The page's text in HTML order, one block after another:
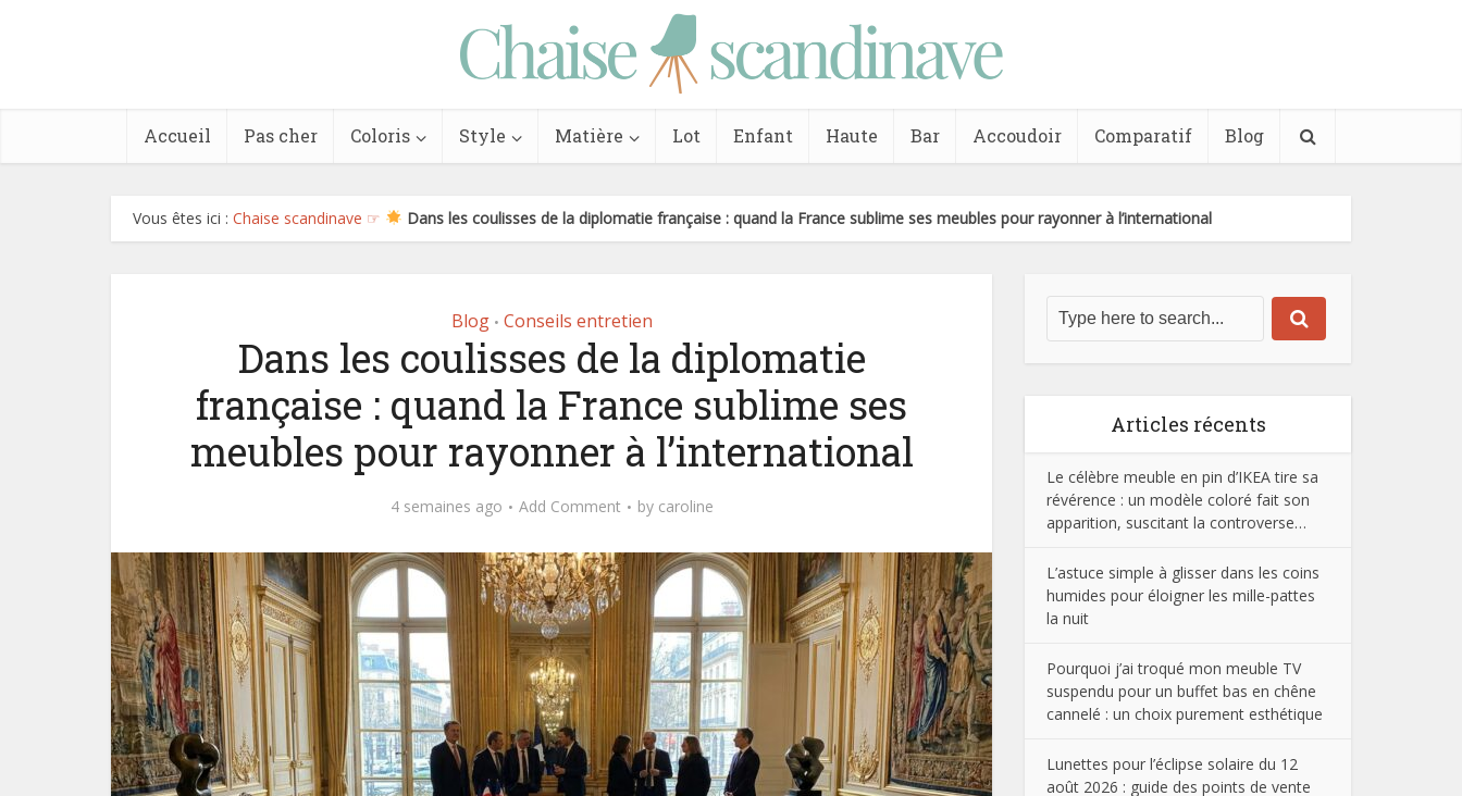
Accueil Pas cher Coloris Style Matière Lot Enfant Haute Bar Accoudoir Comparatif Blog
Vous êtes ici : Chaise scandinave ☞ Dans les coulisses de la diplomatie française : quand la France sublime ses meubles pour rayonner à l’international
Blog • Conseils entretien
Dans les coulisses de la diplomatie
française : quand la France sublime ses
meubles pour rayonner à l’international
4 semaines ago Add Comment by caroline
Articles récents
Le célèbre meuble en pin d’IKEA tire sa
révérence : un modèle coloré fait son
apparition, suscitant la controverse…
L’astuce simple à glisser dans les coins
humides pour éloigner les mille-pattes
la nuit
Pourquoi j’ai troqué mon meuble TV
suspendu pour un buffet bas en chêne
cannelé : un choix purement esthétique
Lunettes pour l’éclipse solaire du 12
août 2026 : guide des points de vente